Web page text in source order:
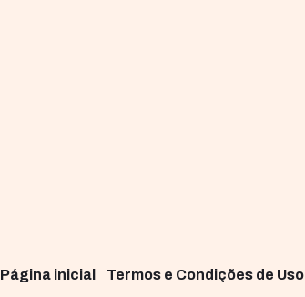
Página inicial Termos e Condições de Uso